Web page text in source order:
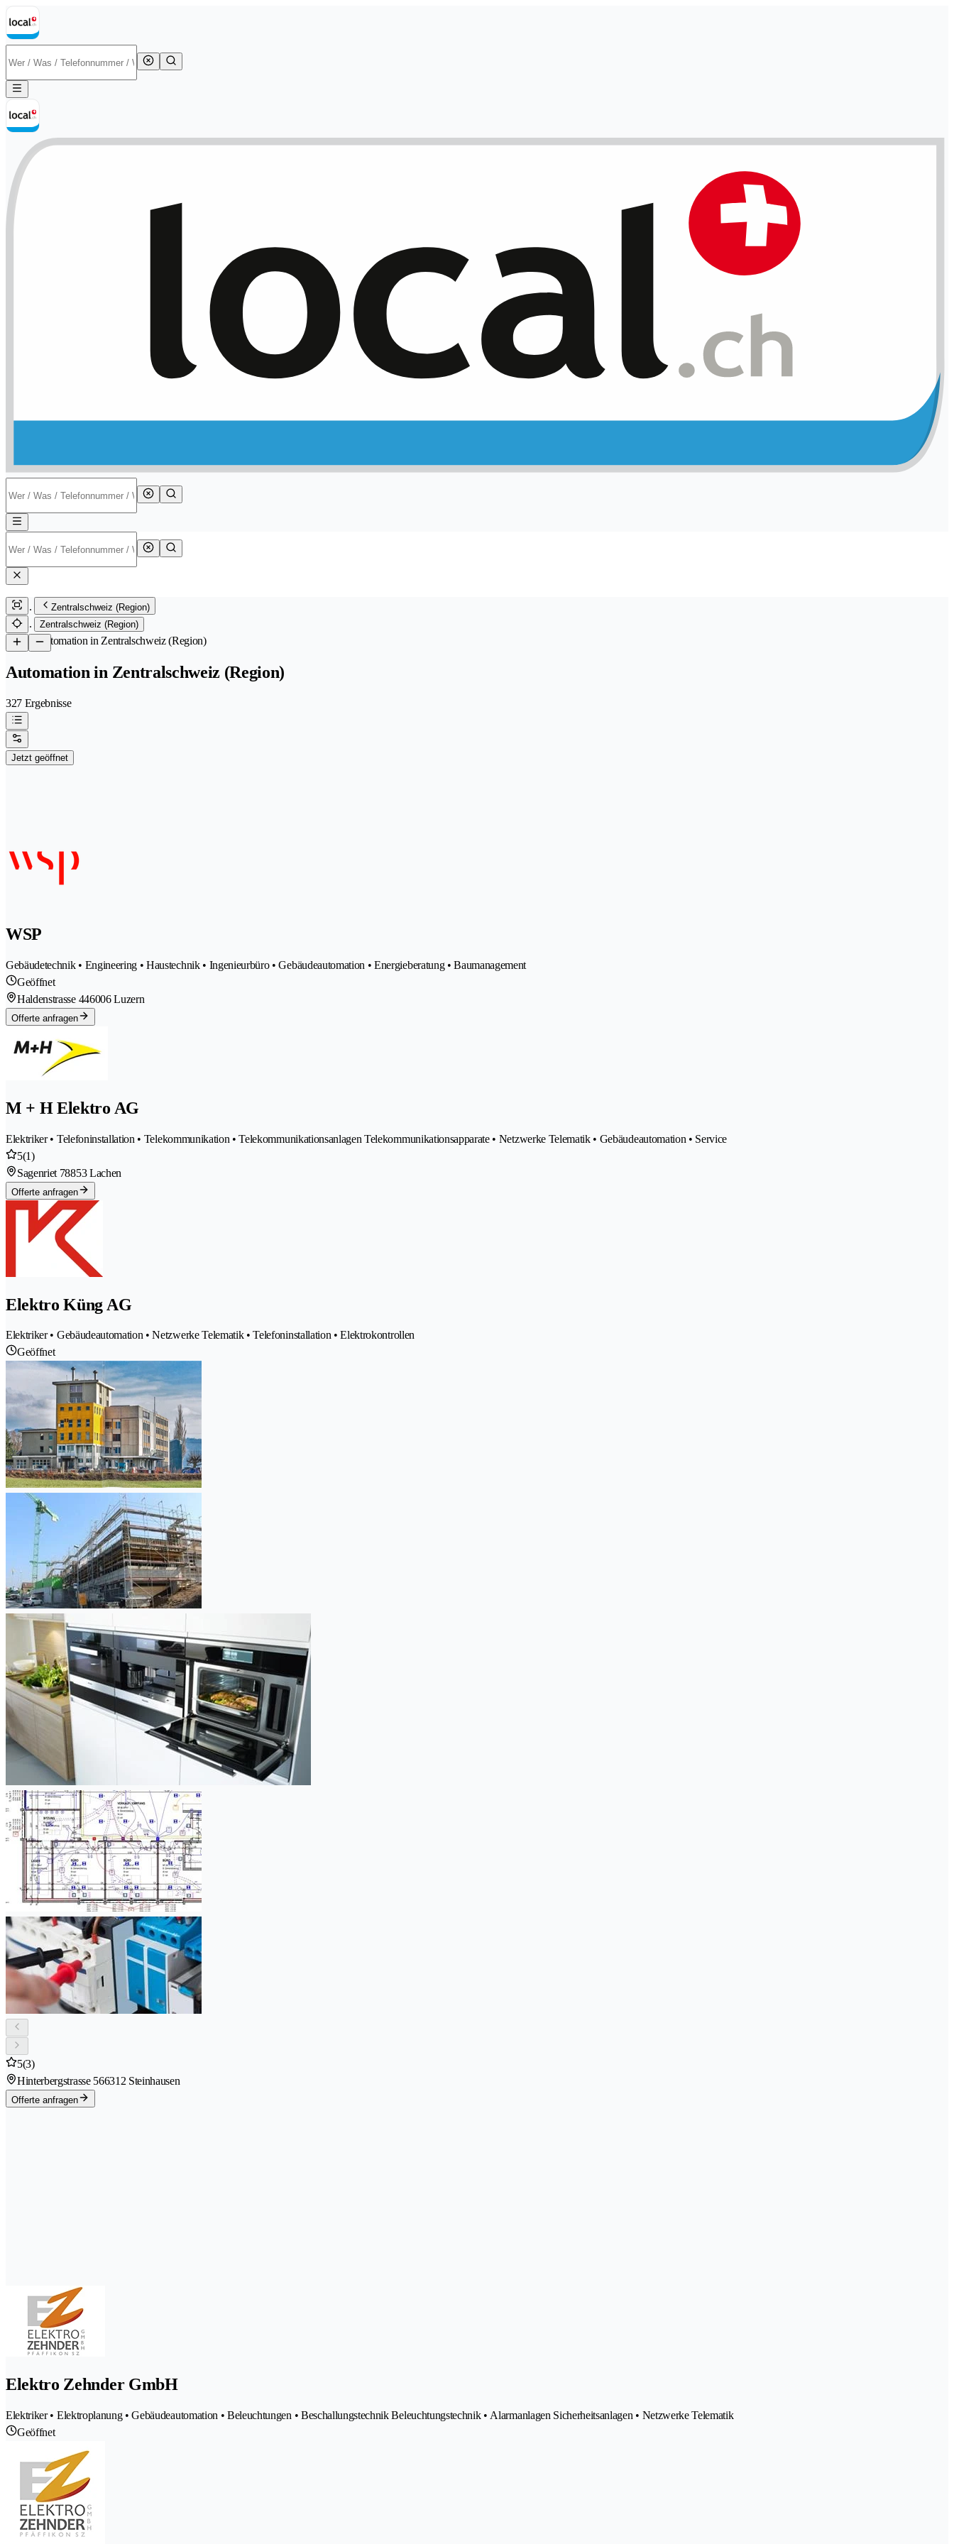
Zentralschweiz (Region)
Zentralschweiz (Region)
/Automation in Zentralschweiz (Region)
Automation in Zentralschweiz (Region)
327 Ergebnisse
Jetzt geöffnet
WSP
Gebäudetechnik • Engineering • Haustechnik • Ingenieurbüro • Gebäudeautomation • Energieberatung • Baumanagement
Geöffnet
Haldenstrasse 446006 Luzern
Offerte anfragen
M + H Elektro AG
Elektriker • Telefoninstallation • Telekommunikation • Telekommunikationsanlagen Telekommunikationsapparate • Netzwerke Telematik • Gebäudeautomation • Service
5(1)
Sagenriet 78853 Lachen
Offerte anfragen
Elektro Küng AG
Elektriker • Gebäudeautomation • Netzwerke Telematik • Telefoninstallation • Elektrokontrollen
Geöffnet
5(3)
Hinterbergstrasse 566312 Steinhausen
Offerte anfragen
Elektro Zehnder GmbH
Elektriker • Elektroplanung • Gebäudeautomation • Beleuchtungen • Beschallungstechnik Beleuchtungstechnik • Alarmanlagen Sicherheitsanlagen • Netzwerke Telematik
Geöffnet